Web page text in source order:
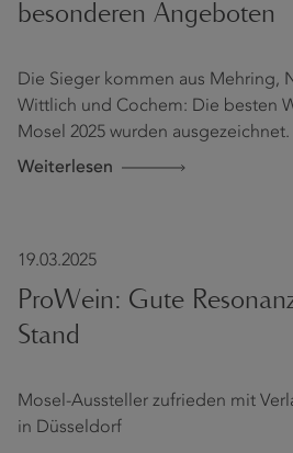
besonderen Angeboten
Die Sieger kommen aus Mehring,
Wittlich und Cochem: Die besten
Mosel 2025 wurden ausgezeichnet.
Weiterlesen
19.03.2025
ProWein: Gute
Stand
Mosel-Aussteller zufrieden mit
in Düsseldorf